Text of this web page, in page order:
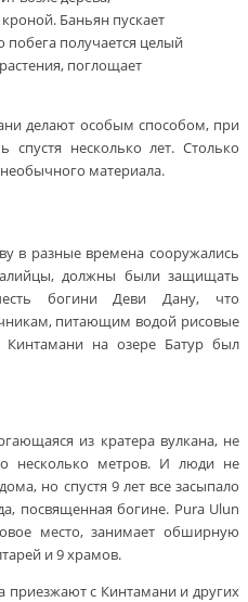
Баньян пускает
получается целый
поглощает
делают особым способом, при
спустя несколько лет. Столько
материала.
в разные времена сооружались
должны были защищать
богини Деви Дану, что
питающим водой рисовые
на озере Батур был
из кратера вулкана, не
несколько метров. И люди не
но спустя 9 лет все засыпало
посвященная богине. Pura Ulun
место, занимает обширную
и 9 храмов.
с Кинтамани и других